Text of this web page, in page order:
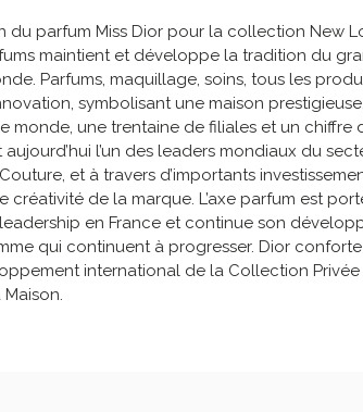
du parfum Miss Dior pour la collection New
maintient et développe la tradition du
Parfums, maquillage, soins, tous les
symbolisant une maison
une trentaine de filiales et un chiffre
l’un des leaders mondiaux du
et à travers d’importants
créativité de la marque. L’axe parfum est
en France et continue son
qui continuent à progresser. Dior
international de la Collection Privée